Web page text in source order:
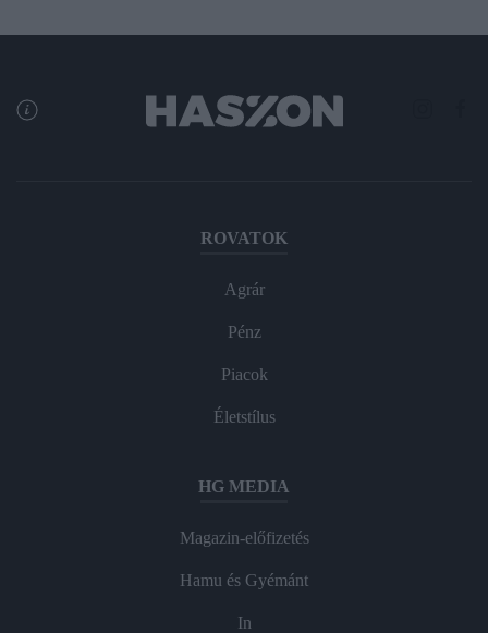
ROVATOK
Agrár
Pénz
Piacok
Életstílus
HG MEDIA
Magazin-előfizetés
Hamu és Gyémánt
In